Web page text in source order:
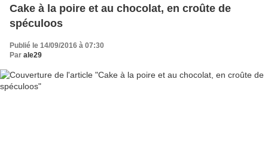
Cake à la poire et au chocolat, en croûte de
spéculoos
Publié le 14/09/2016 à 07:30
Par ale29